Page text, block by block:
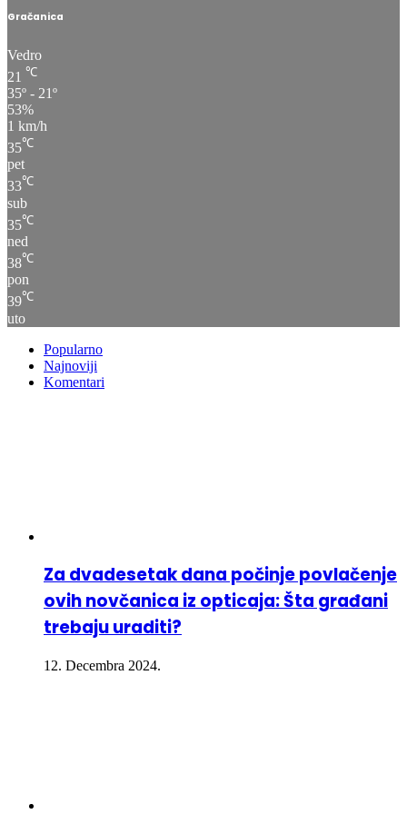
Gračanica
Vedro
21 ℃
35º - 21º
53%
1 km/h
35℃
pet
33℃
sub
35℃
ned
38℃
pon
39℃
uto
Popularno
Najnoviji
Komentari
Za dvadesetak dana počinje povlačenje
ovih novčanica iz opticaja: Šta građani
trebaju uraditi?
12. Decembra 2024.